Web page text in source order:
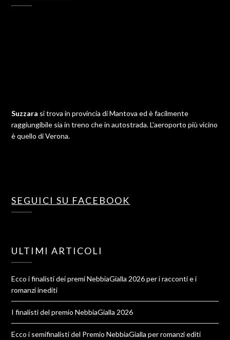
Suzzara si trova in provincia di Mantova ed è facilmente
raggiungibile sia in treno che in autostrada. L'aeroporto più vicino
è quello di Verona.
SEGUICI SU FACEBOOK
ULTIMI ARTICOLI
Ecco i finalisti dei premi NebbiaGialla 2026 per i racconti e i
romanzi inediti
I finalisti del premio NebbiaGialla 2026
Ecco i semifinalisti del Premio NebbiaGialla per romanzi editi